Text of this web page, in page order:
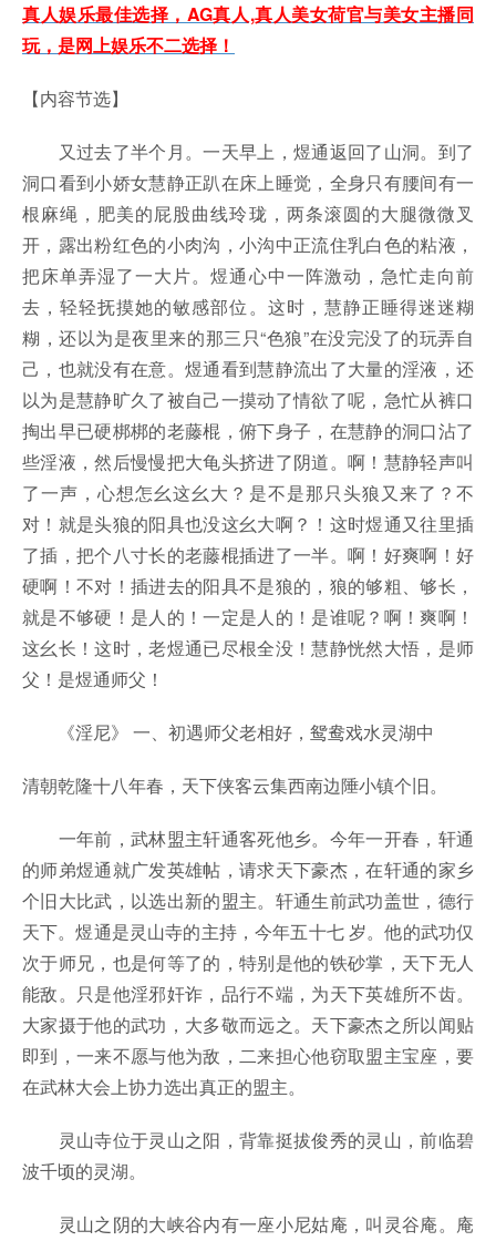
真人娱乐最佳选择，AG真人,真人美女荷官与美女主播同
玩，是网上娱乐不二选择！
【内容节选】
又过去了半个月。一天早上，煜通返回了山洞。到了
洞口看到小娇女慧静正趴在床上睡觉，全身只有腰间有一
根麻绳，肥美的屁股曲线玲珑，两条滚圆的大腿微微叉
开，露出粉红色的小肉沟，小沟中正流住乳白色的粘液，
把床单弄湿了一大片。煜通心中一阵激动，急忙走向前
去，轻轻抚摸她的敏感部位。这时，慧静正睡得迷迷糊
糊，还以为是夜里来的那三只“色狼”在没完没了的玩弄自
己，也就没有在意。煜通看到慧静流出了大量的淫液，还
以为是慧静旷久了被自己一摸动了情欲了呢，急忙从裤口
掏出早已硬梆梆的老藤棍，俯下身子，在慧静的洞口沾了
些淫液，然后慢慢把大龟头挤进了阴道。啊！慧静轻声叫
了一声，心想怎幺这幺大？是不是那只头狼又来了？不
对！就是头狼的阳具也没这幺大啊？！这时煜通又往里插
了插，把个八寸长的老藤棍插进了一半。啊！好爽啊！好
硬啊！不对！插进去的阳具不是狼的，狼的够粗、够长，
就是不够硬！是人的！一定是人的！是谁呢？啊！爽啊！
这幺长！这时，老煜通已尽根全没！慧静恍然大悟，是师
父！是煜通师父！
《淫尼》 一、初遇师父老相好，鸳鸯戏水灵湖中
清朝乾隆十八年春，天下侠客云集西南边陲小镇个旧。
一年前，武林盟主轩通客死他乡。今年一开春，轩通
的师弟煜通就广发英雄帖，请求天下豪杰，在轩通的家乡
个旧大比武，以选出新的盟主。轩通生前武功盖世，德行
天下。煜通是灵山寺的主持，今年五十七 岁。他的武功仅
次于师兄，也是何等了的，特别是他的铁砂掌，天下无人
能敌。只是他淫邪奸诈，品行不端，为天下英雄所不齿。
大家摄于他的武功，大多敬而远之。天下豪杰之所以闻贴
即到，一来不愿与他为敌，二来担心他窃取盟主宝座，要
在武林大会上协力选出真正的盟主。
灵山寺位于灵山之阳，背靠挺拔俊秀的灵山，前临碧
波千顷的灵湖。
灵山之阴的大峡谷内有一座小尼姑庵，叫灵谷庵。庵